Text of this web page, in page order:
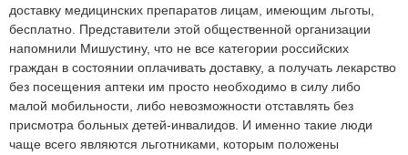
доставку медицинских препаратов лицам, имеющим льготы,
бесплатно. Представители этой общественной организации
напомнили Мишустину, что не все категории российских
граждан в состоянии оплачивать доставку, а получать лекарство
без посещения аптеки им просто необходимо в силу либо
малой мобильности, либо невозможности отставлять без
присмотра больных детей-инвалидов. И именно такие люди
чаще всего являются льготниками, которым положены